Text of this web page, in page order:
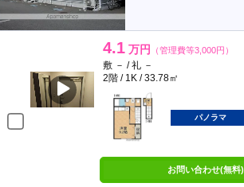
4.1 万円 （管理費等3,000円）
敷 － / 礼 －
2階 / 1K / 33.78㎡
パノラマ
お問い合わせ(無料)